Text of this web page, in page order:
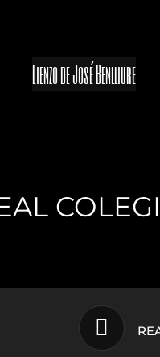
Lienzo de José Benlliure